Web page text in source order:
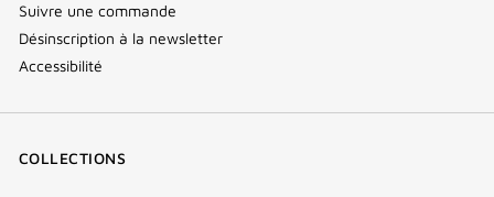
Suivre une commande
Désinscription à la newsletter
Accessibilité
COLLECTIONS